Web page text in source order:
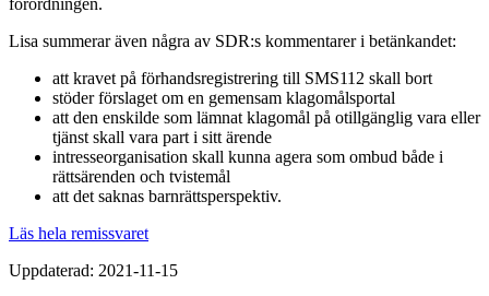
Lisa summerar även några av SDR:s kommentarer i betänkandet:
att kravet på förhandsregistrering till SMS112 skall bort
stöder förslaget om en gemensam klagomålsportal
att den enskilde som lämnat klagomål på otillgänglig vara eller
tjänst skall vara part i sitt ärende
intresseorganisation skall kunna agera som ombud både i
rättsärenden och tvistemål
att det saknas barnrättsperspektiv.
Läs hela remissvaret
Uppdaterad: 2021-11-15